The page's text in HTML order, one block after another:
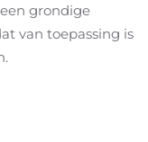
grondige
van toepassing is